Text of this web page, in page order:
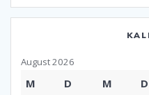
August 2026
M D M D